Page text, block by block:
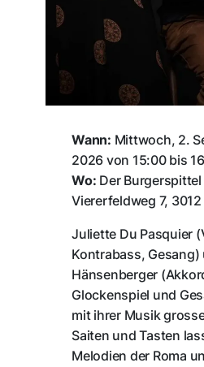
Wann: Mittwoch, 2.
2026 von 15:00 bis
Wo: Der
Viererfeldweg 7, 3012
Juliette Du Pasquier
Kontrabass, Gesang)
Hänsenberger
Glockenspiel und
mit ihrer Musik
Saiten und Tasten
Melodien der Roma